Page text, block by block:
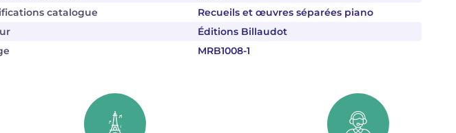
catalogue
Recueils et œuvres séparées piano
Éditions Billaudot
MRB1008-1